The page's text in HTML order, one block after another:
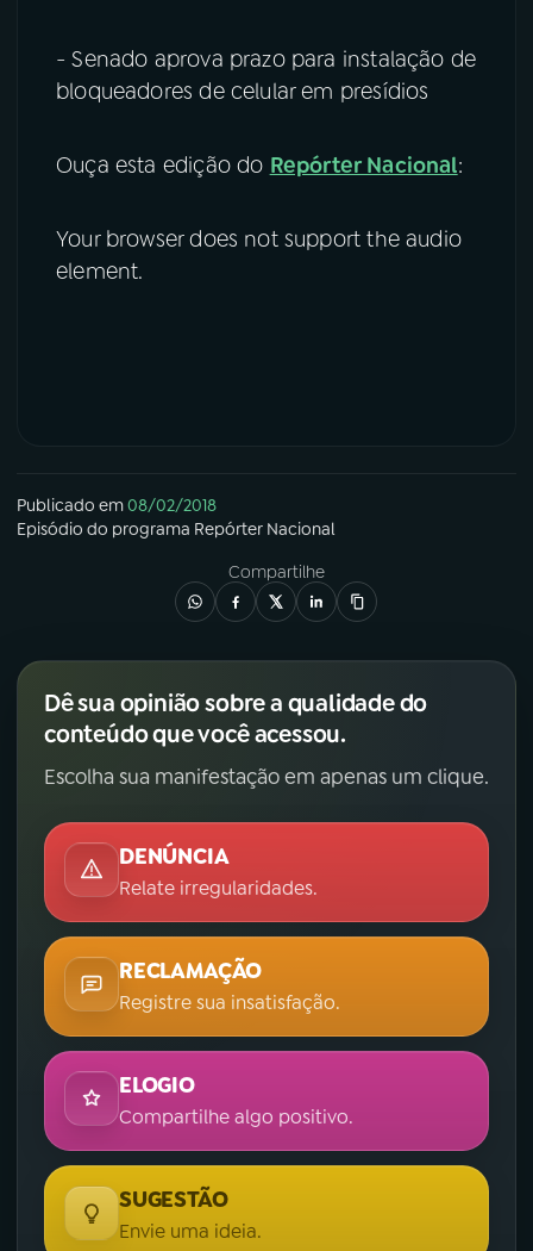
- Senado aprova prazo para instalação de
bloqueadores de celular em presídios
Ouça esta edição do Repórter Nacional:
Your browser does not support the audio
element.
Publicado em08/02/2018
Episódio do programa Repórter Nacional
Compartilhe
Dê sua opinião sobre a qualidade do
conteúdo que você acessou.
Escolha sua manifestação em apenas um clique.
DENÚNCIA
Relate irregularidades.
RECLAMAÇÃO
Registre sua insatisfação.
ELOGIO
Compartilhe algo positivo.
SUGESTÃO
Envie uma ideia.